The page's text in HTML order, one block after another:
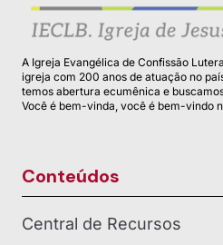
A Igreja Evangélica de Confissão
igreja com 200 anos de atuação no
temos abertura ecumênica e
Você é bem-vinda, você é bem-vindo
Conteúdos
Central de Recursos